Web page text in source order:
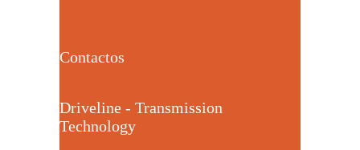
Contactos
Driveline - Transmission
Technology